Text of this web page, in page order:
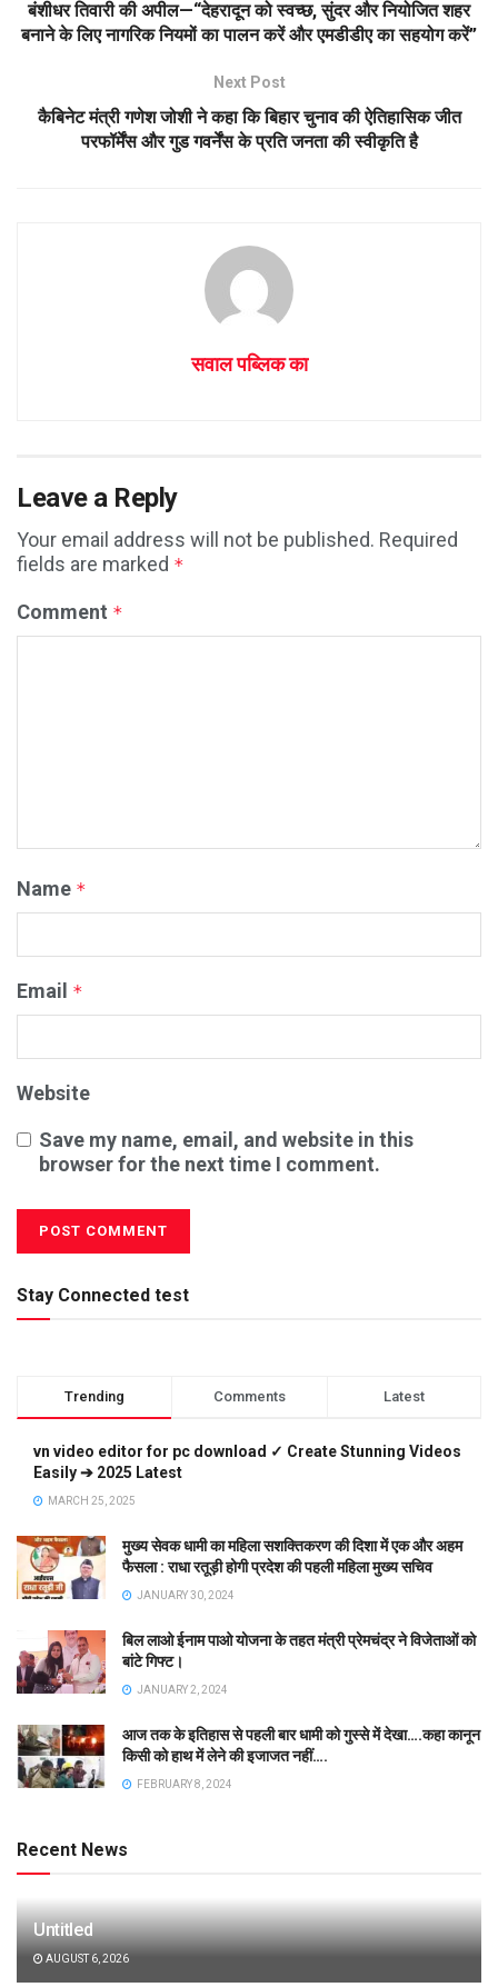
p
o
बंशीधर तिवारी की अपील—“देहरादून को स्वच्छ, सुंदर और नियोजित शहर
बनाने के लिए नागरिक नियमों का पालन करें और एमडीडीए का सहयोग करें”
Next Post
कैबिनेट मंत्री गणेश जोशी ने कहा कि बिहार चुनाव की ऐतिहासिक जीत
परफॉर्मेंस और गुड गवर्नेंस के प्रति जनता की स्वीकृति है
सवाल पब्लिक का
Leave a Reply
Your email address will not be published. Required
fields are marked *
Comment *
Name *
Email *
Website
Save my name, email, and website in this
browser for the next time I comment.
Stay Connected test
Trending Comments Latest
vn video editor for pc download ✓ Create Stunning Videos
Easily ➔ 2025 Latest
MARCH 25, 2025
मुख्य सेवक धामी का महिला सशक्तिकरण की दिशा में एक और अहम
फैसला : राधा रतूड़ी होगी प्रदेश की पहली महिला मुख्य सचिव
JANUARY 30, 2024
बिल लाओ ईनाम पाओ योजना के तहत मंत्री प्रेमचंद्र ने विजेताओं को
बांटे गिफ्ट।
JANUARY 2, 2024
आज तक के इतिहास से पहली बार धामी को गुस्से में देखा….कहा कानून
किसी को हाथ में लेने की इजाजत नहीं….
FEBRUARY 8, 2024
Recent News
Untitled
AUGUST 6, 2026